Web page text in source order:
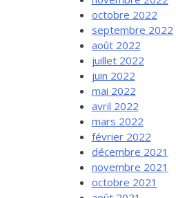
octobre 2022
septembre 2022
août 2022
juillet 2022
juin 2022
mai 2022
avril 2022
mars 2022
février 2022
décembre 2021
novembre 2021
octobre 2021